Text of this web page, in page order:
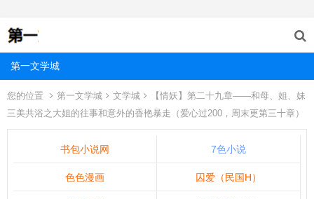
第一文学城
您的位置 第一文学城 文学城
【情妖】第二十九章——和母、姐、妹
三美共浴之大姐的往事和意外的香艳暴走（爱心过200，周末更第三十章）
书包小说网 7色小说
色色漫画 囚爱（民国H）